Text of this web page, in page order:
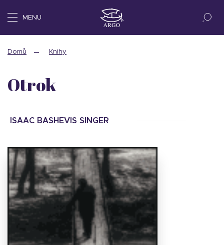
MENU
Domů Knihy
Otrok
ISAAC BASHEVIS SINGER